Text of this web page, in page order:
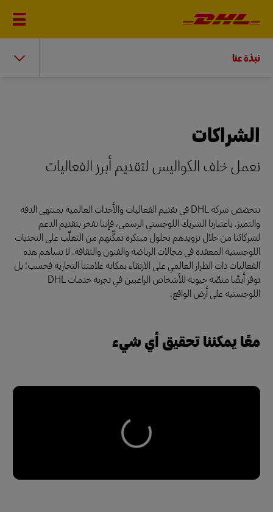
نبذة عنا
الشراكات
نعمل خلف الكواليس لتقديم أبرز الفعاليات
تتخصص شركة DHL في تقديم الفعاليات والأحداث العالمية بمنتهى الدقة
والتميز. باعتبارنا الشريك اللوجستي الرسمي، فإننا نفخر بتقديم الدعم
لشركائنا من خلال تزويدهم بحلول مبتكرة تمكِّنهم من التغلّب على التحديات
اللوجستية المعقدة في مجالات الرياضة والفنون والثقافة. لا تساهم هذه
الفعاليات ذات الطراز العالمي على الارتقاء بمكانة علامتنا التجارية فحسب؛ بل
توفر أيضًا منصّة حيوية للأشخاص الراغبين في تجربة خدمات DHL
اللوجستية على أرض الواقع.
معًا يمكننا تحقيق أي شيء